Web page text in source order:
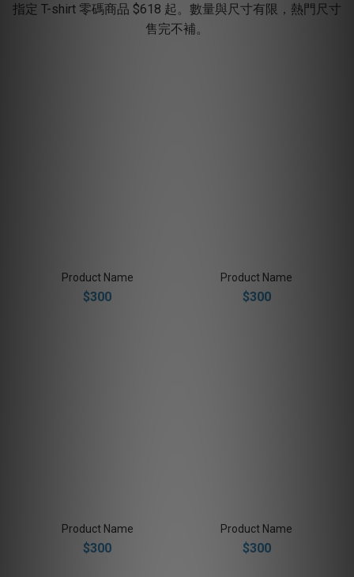
指定 T-shirt 零碼商品 $618 起。數量與尺寸有限，熱門尺寸
售完不補。
Product Name
$300
Product Name
$300
Product Name
$300
Product Name
$300